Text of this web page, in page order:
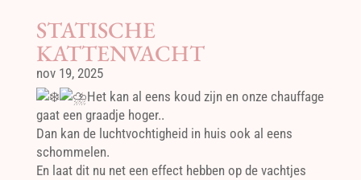
STATISCHE
KATTENVACHT
nov 19, 2025
Het kan al eens koud zijn en onze chauffage
gaat een graadje hoger..
Dan kan de luchtvochtigheid in huis ook al eens
schommelen.
En laat dit nu net een effect hebben op de vachtjes